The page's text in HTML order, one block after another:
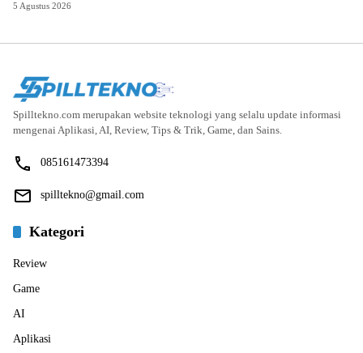
5 Agustus 2026
Spilltekno.com merupakan website teknologi yang selalu update informasi
mengenai Aplikasi, AI, Review, Tips & Trik, Game, dan Sains.
085161473394
spilltekno@gmail.com
Kategori
Review
Game
AI
Aplikasi